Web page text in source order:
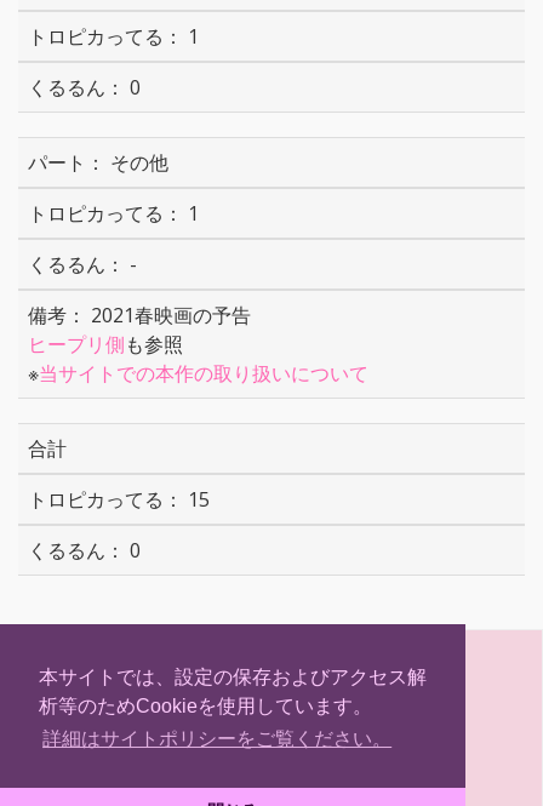
本サイトでは、設定の保存およびアクセス解
析等のためCookieを使用しています。
詳細はサイトポリシーをご覧ください。
1
0
その他
1
-
2021春映画の予告
ヒープリ側も参照
※当サイトでの本作の取り扱いについて
合計
15
0
h
a
r
e
w
i
t
t
e
a
c
e
b
o
k
a
t
e
n
a
(C) Hokkaidosm